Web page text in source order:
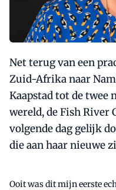
Net terug van een
Zuid-Afrika naar
Kaapstad tot de twee
wereld, de Fish River
volgende dag gelijk
die aan haar nieuwe
Ooit was dit mijn eerste